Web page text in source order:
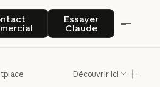
Contact commercial
Essayer
Claude
Essayer Claude
Découvrir ici